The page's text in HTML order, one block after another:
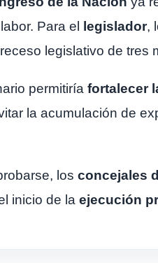
Para el
legislador,
legislativo de tres
permitiría fortalecer
la acumulación de
los concejales
inicio de la ejecución